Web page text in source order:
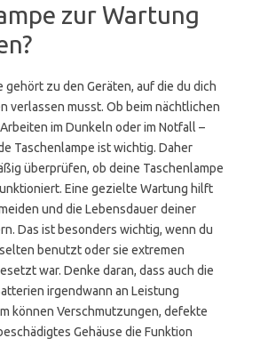
zur Wartung
gehört zu den Geräten, auf die du dich
verlassen musst. Ob beim nächtlichen
im Dunkeln oder im Notfall –
Taschenlampe ist wichtig. Daher
überprüfen, ob deine Taschenlampe
Eine gezielte Wartung hilft
und die Lebensdauer deiner
Das ist besonders wichtig, wenn du
benutzt oder sie extremen
war. Denke daran, dass auch die
irgendwann an Leistung
können Verschmutzungen, defekte
Gehäuse die Funktion